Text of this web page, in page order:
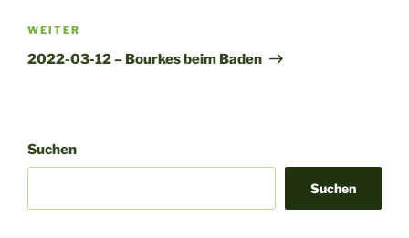
a
t
:
Nächster
Beitrag
WEITER
2022-03-12 – Bourkes beim Baden
Suchen
Suchen